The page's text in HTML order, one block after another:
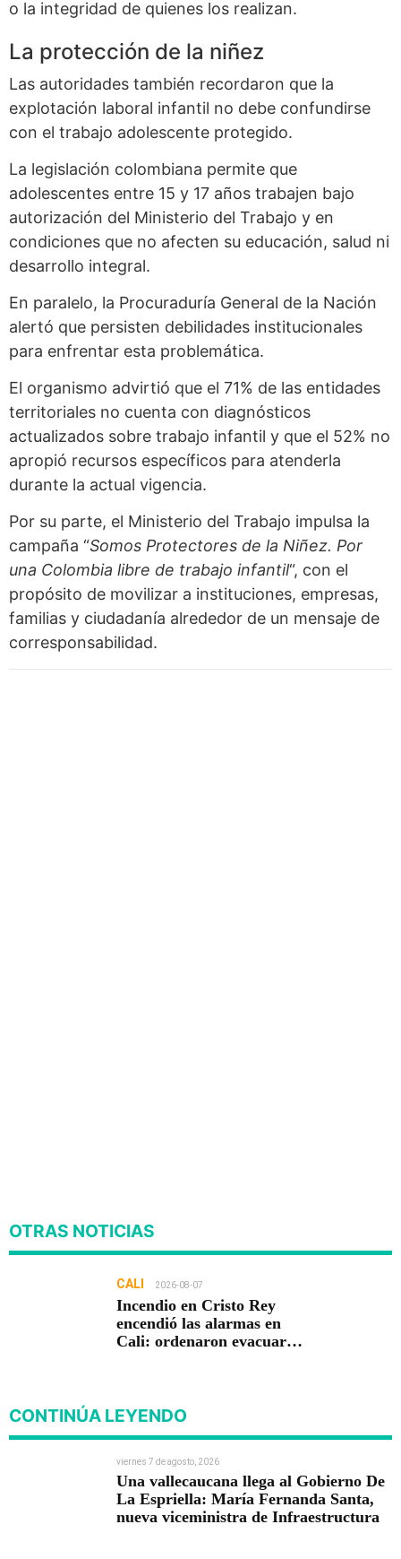
o la integridad de quienes los realizan.
La protección de la niñez
Las autoridades también recordaron que la
explotación laboral infantil no debe confundirse
con el trabajo adolescente protegido.
La legislación colombiana permite que
adolescentes entre 15 y 17 años trabajen bajo
autorización del Ministerio del Trabajo y en
condiciones que no afecten su educación, salud ni
desarrollo integral.
En paralelo, la Procuraduría General de la Nación
alertó que persisten debilidades institucionales
para enfrentar esta problemática.
El organismo advirtió que el 71% de las entidades
territoriales no cuenta con diagnósticos
actualizados sobre trabajo infantil y que el 52% no
apropió recursos específicos para atenderla
durante la actual vigencia.
Por su parte, el Ministerio del Trabajo impulsa la
campaña “Somos Protectores de la Niñez. Por
una Colombia libre de trabajo infantil“, con el
propósito de movilizar a instituciones, empresas,
familias y ciudadanía alrededor de un mensaje de
corresponsabilidad.
OTRAS NOTICIAS
CALI 2026-08-07
Incendio en Cristo Rey
encendió las alarmas en
Cali: ordenaron evacuar
CONTINÚA LEYENDO
viernes 7 de agosto, 2026
Una vallecaucana llega al Gobierno De
La Espriella: María Fernanda Santa,
nueva viceministra de Infraestructura